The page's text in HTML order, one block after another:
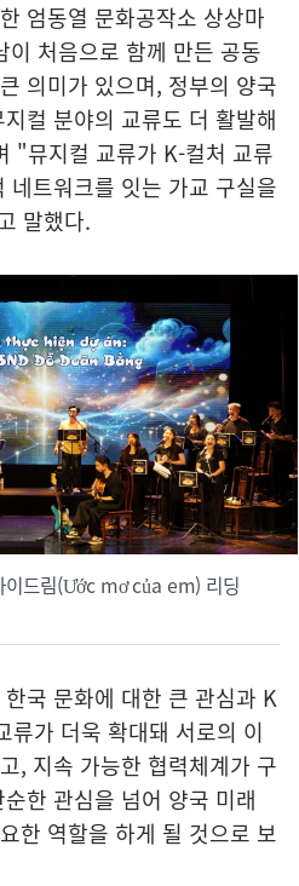
엄동열 문화공작소 상상마
처음으로 함께 만든 공동
의미가 있으며, 정부의 양국
컬 분야의 교류도 더 활발해
"뮤지컬 교류가 K-컬처 교류
네트워크를 잇는 가교 구실을
말했다.
이드림(Ước mơ của em) 리딩
국 문화에 대한 큰 관심과 K
류가 더욱 확대돼 서로의 이
, 지속 가능한 협력체계가 구
한 관심을 넘어 양국 미래
한 역할을 하게 될 것으로 보